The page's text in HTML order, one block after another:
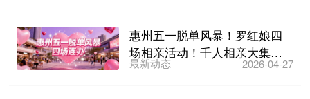
惠州五一脱单风暴！罗红娘四
场相亲活动！千人相亲大集
最新动态 2026-04-27